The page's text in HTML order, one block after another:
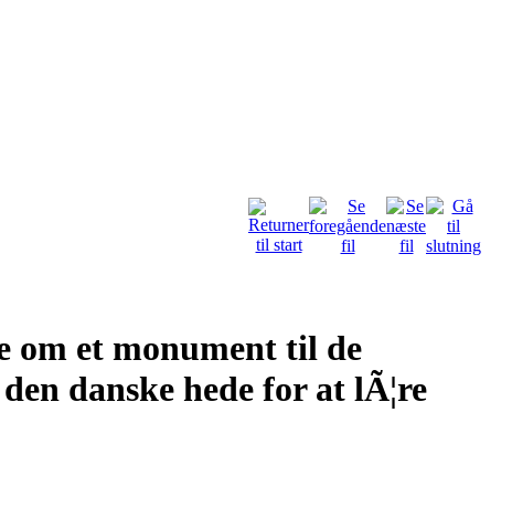
om et monument til de
danske hede for at lÃ¦re